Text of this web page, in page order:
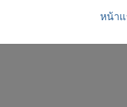
หน้า